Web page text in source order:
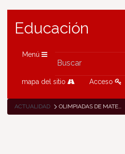
Educación
Menú
mapa del sitio Acceso
ACTUALIDAD OLIMPIADAS DE MATEMÁTICAS EN NAVARRA DIRIGIDAS A ALUMNADO DE 2ºESO